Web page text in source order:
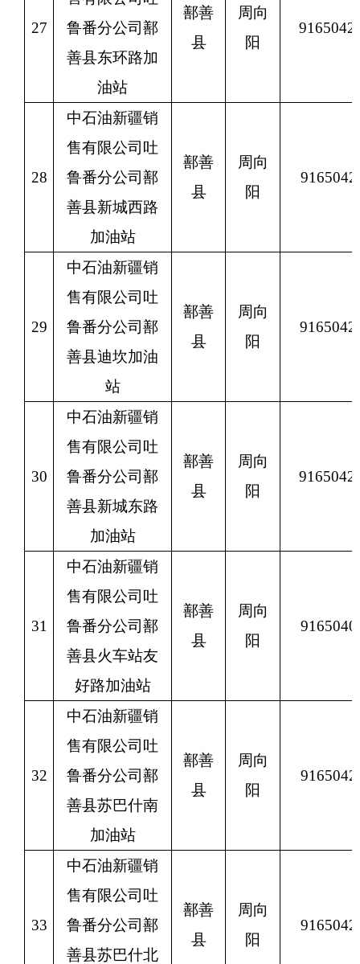
27
鲁番分公司鄯
善县东环路加
油站
鄯善
县
周向
阳
28
中石油新疆销
售有限公司吐
鲁番分公司鄯
善县新城西路
加油站
鄯善
县
周向
阳
29
中石油新疆销
售有限公司吐
鲁番分公司鄯
善县迪坎加油
站
鄯善
县
周向
阳
30
中石油新疆销
售有限公司吐
鲁番分公司鄯
善县新城东路
加油站
鄯善
县
周向
阳
31
中石油新疆销
售有限公司吐
鲁番分公司鄯
善县火车站友
好路加油站
鄯善
县
周向
阳
32
中石油新疆销
售有限公司吐
鲁番分公司鄯
善县苏巴什南
加油站
鄯善
县
周向
阳
33
中石油新疆销
售有限公司吐
鲁番分公司鄯
善县苏巴什北
鄯善
县
周向
阳